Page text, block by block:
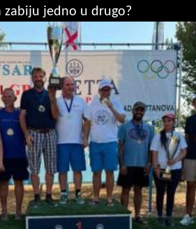
zabiju jedno u drugo?